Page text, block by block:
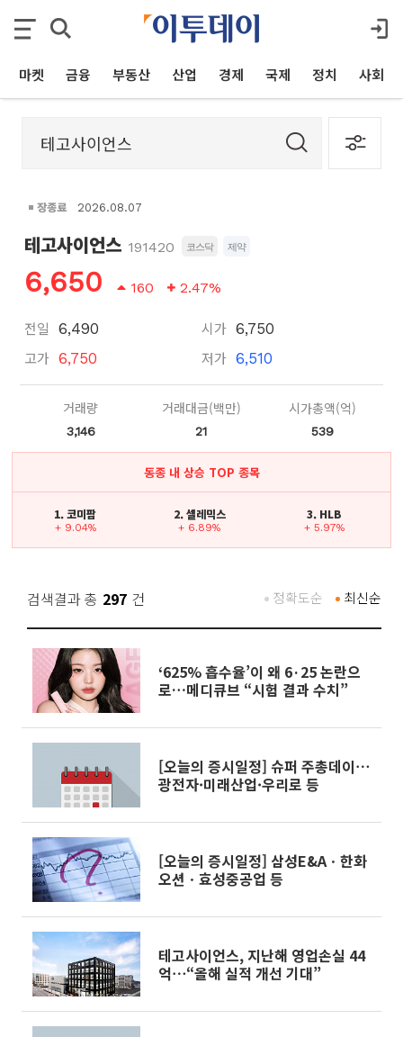
마켓 금융 부동산 산업 경제 국제 정치 사회
장종료 2026.08.07
테고사이언스 191420 코스닥 제약
6,650 160 2.47%
전일 6,490
고가 6,750
시가 6,750
저가 6,510
거래량
3,146
거래대금(백만)
21
시가총액(억)
539
동종 내 상승 TOP 종목
1. 코미팜
+ 9.04%
2. 셀레믹스
+ 6.89%
3. HLB
+ 5.97%
검색결과 총 297 건 최신순
정확도순
‘625% 흡수율’이 왜 6·25 논란으
로…메디큐브 “시험 결과 수치”
[오늘의 증시일정] 슈퍼 주총데이⋯
광전자·미래산업·우리로 등
[오늘의 증시일정] 삼성E&Aㆍ한화
오션ㆍ효성중공업 등
테고사이언스, 지난해 영업손실 44
억⋯“올해 실적 개선 기대”